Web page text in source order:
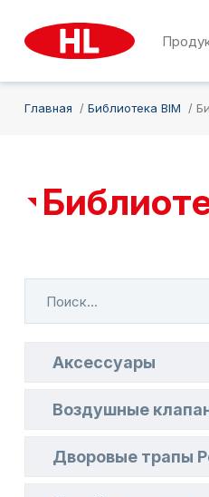
Главная Библиотека BIM
Аксессуары
Воздушные
Дворовые трапы